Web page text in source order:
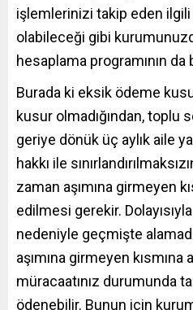
işlemlerinizi takip eden
olabileceği gibi
hesaplama programının
Burada ki eksik ödeme
kusur olmadığından, toplu
geriye dönük üç aylık aile
hakkı ile
zaman aşımına girmeyen
edilmesi gerekir.
nedeniyle geçmişte
aşımına girmeyen kısmına
müracaatınız durumunda
ödenebilir. Bunun için